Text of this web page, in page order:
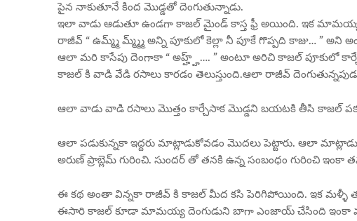
పైన నాకుతూనే కింద మొడ్డతో దెంగుతున్నాడు.
ఇలా వాడు ఆడుతూ ఉండగా కాజల్ మైండ్ కాస్త ఫ్రీ అయింది. ఇక మామయ్య
రాజీవ్ “ ఉమ్మ్మ్ మ్మ్మ్మ్ అన్ని పూకులో కెల్లా నీ పూకే గొప్పది కాజు… ” అని
ఆలా మరి కాసేపు దెంగాకా “ అహ్హ్హ్…. ” అంటూ అరిచి కాజల్ పూకులో
కాజల్ కి వాడి వేడి రసాలు కారడం తెలుస్తుంది.ఆలా రాజీవ్
ఆలా వాడు వాడి రసాలు మొత్తం కార్చేసాక మొడ్డని బయటకి తీసి కాజల్
ఆలా పడుకున్నకా ఇద్దరు మాట్లాడుకోవడం మొదలు పెట్టారు. ఆలా
అరుణ్ ప్రాబ్లెమ్ గురించి. సుందర్ తో తనకి ఉన్న సంబంధం గురించి
ఈ కథ అంతా విన్నకా రాజీవ్ కి కాజల్ మీద కసి పెరిగిపోయింది. ఇక మళ్ళీ
ఈసారి కాజల్ కూడా మామయ్య దెంగుడుని బాగా ఎంజాయ్ చేసింది ఇంకా